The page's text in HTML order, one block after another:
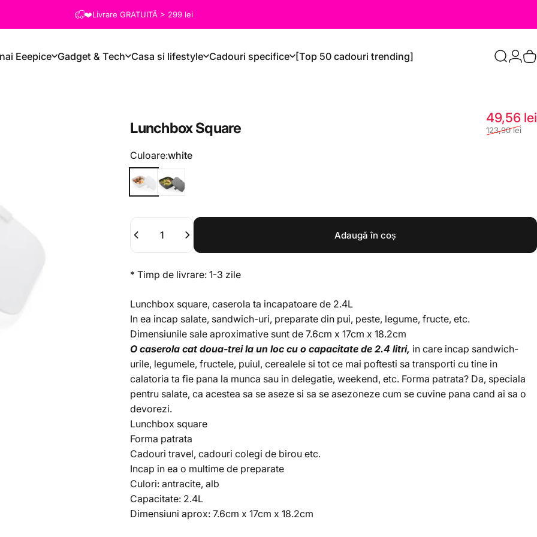
❤️Livrare GRATUITĂ > 299 lei
Eeepice Gadget & Tech Casa si lifestyle Cadouri specifice [Top 50 cadouri trending] Caută
LunchboxSquare
49,56 lei
123,90 lei
Culoare
Culoare:white
Cantitate
Adaugă în coș
* Timp de livrare: 1-3 zile
Lunchbox square, caserola ta incapatoare de 2.4L
In ea incap salate, sandwich-uri, preparate din pui, peste, legume, fructe, etc.
Dimensiunile sale aproximative sunt de 7.6cm x 17cm x 18.2cm
O caserola cat doua-trei la un loc cu o capacitate de 2.4 litri, in care incap sandwich-
urile, legumele, fructele, puiul, cerealele si tot ce mai poftesti sa transporti cu tine in
calatoria ta fie pana la munca sau in delegatie, weekend, etc. Forma patrata? Da, speciala
pentru salate, ca acestea sa se aseze si sa se asezoneze cum se cuvine pana cand ai sa o
devorezi.
Lunchbox square
Forma patrata
Cadouri travel, cadouri colegi de birou etc.
Incap in ea o multime de preparate
Culori: antracite, alb
Capacitate: 2.4L
Dimensiuni aprox:7.6cm x 17cm x 18.2cm